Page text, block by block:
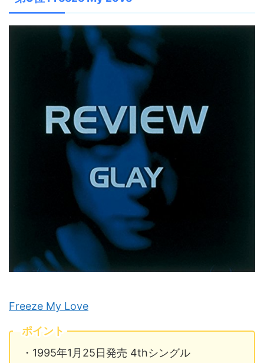
Freeze My Love
ポイント
・1995年1月25日発売 4thシングル